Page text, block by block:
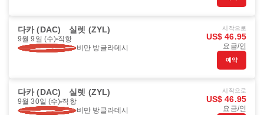
다카 (DAC) 실렛 (ZYL)
9월 9일 (수) 직항
비만 방글라데시
시작으로
US$ 46.95
요금/인
예약
다카 (DAC) 실렛 (ZYL)
9월 30일 (수) 직항
비만 방글라데시
시작으로
US$ 46.95
요금/인